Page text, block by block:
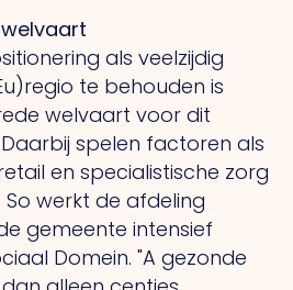
als veelzijdig
te behouden is
welvaart voor dit
spelen factoren als
en specialistische zorg
So werkt de afdeling
gemeente intensief
Domein. "A gezonde